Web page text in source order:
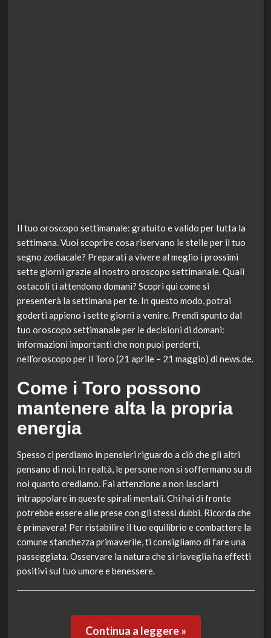
Il tuo oroscopo settimanale: gratuito e valido per tutta la
settimana. Vuoi scoprire cosa riservano le stelle per il tuo
segno zodiacale? Preparati a vivere al meglio i prossimi
sette giorni grazie al nostro oroscopo settimanale. Quali
ostacoli ti attendono domani? Scopri qui come si
presenterà la settimana per te. In questo modo, potrai
goderti appieno i sette giorni a venire. Prendi spunto dal
tuo oroscopo settimanale per le decisioni di domani:
informazioni importanti che non puoi perderti,
nell’oroscopo per il Toro (21 aprile – 21 maggio) di news.de.
Come i Toro possono
mantenere alta la propria
energia
Spesso ci perdiamo in pensieri riguardo a ciò che gli altri
pensano di noi. In realtà, le persone non si soffermano su di
noi quanto crediamo. Fai attenzione a non lasciarti
intrappolare in queste spirali mentali. Chi hai di fronte
potrebbe essere alle prese con gli stessi dubbi. Ricorda che
è primavera! Per ristabilire il tuo equilibrio e combattere la
comune stanchezza primaverile, ti consigliamo di fare una
passeggiata. Osservare la natura che si risveglia ha effetti
positivi sul tuo umore e benessere.
Continua a leggere »